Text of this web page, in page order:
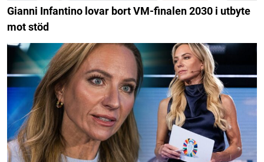
Gianni Infantino lovar bort VM-finalen 2030 i utbyte
mot stöd